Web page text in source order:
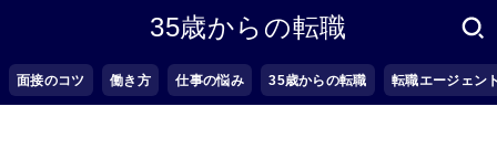
35歳からの転職
面接のコツ 働き方 仕事の悩み 35歳からの転職 転職エージェン